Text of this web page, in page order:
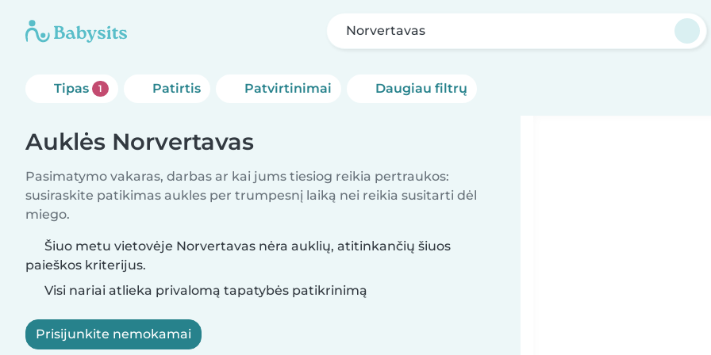
Norvertavas
Tipas 1 Patirtis Patvirtinimai Daugiau filtrų
Auklės Norvertavas
Pasimatymo vakaras, darbas ar kai jums tiesiog reikia pertraukos:
susiraskite patikimas aukles per trumpesnį laiką nei reikia susitarti dėl
miego.
Šiuo metu vietovėje Norvertavas nėra auklių, atitinkančių šiuos
paieškos kriterijus.
Visi nariai atlieka privalomą tapatybės patikrinimą
Prisijunkite nemokamai